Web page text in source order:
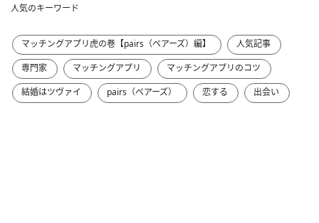
人気のキーワード
マッチングアプリ虎の巻【pairs（ペアーズ）編】
人気記事
専門家
マッチングアプリ
マッチングアプリのコツ
結婚はツヴァイ
pairs（ペアーズ） 恋する 出会い